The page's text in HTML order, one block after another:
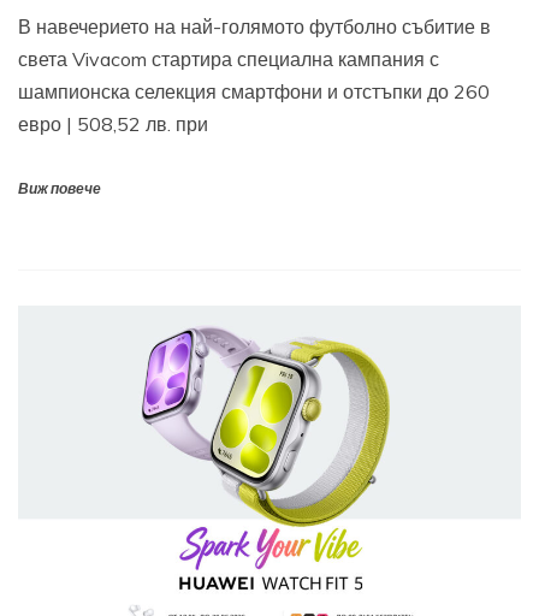
В навечерието на най-голямото футболно събитие в
света Vivacom стартира специална кампания с
шампионска селекция смартфони и отстъпки до 260
евро | 508,52 лв. при
Виж повече